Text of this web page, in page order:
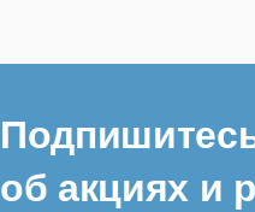
об акциях и